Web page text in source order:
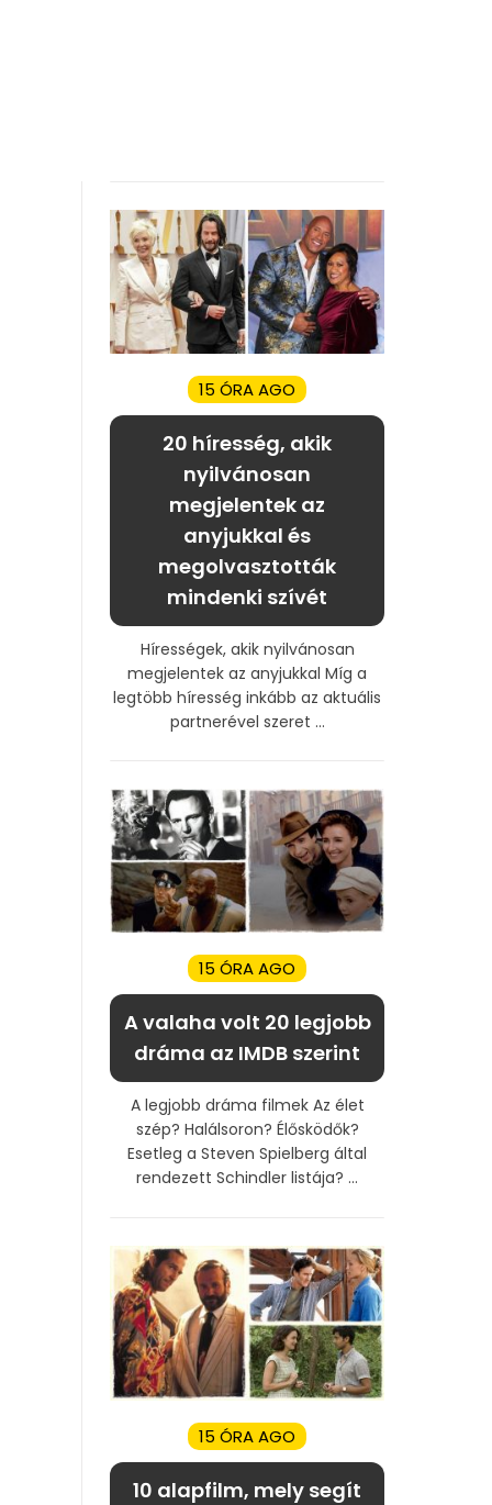
15 ÓRA AGO
20 híresség, akik
nyilvánosan
megjelentek az
anyjukkal és
megolvasztották
mindenki szívét
Hírességek, akik nyilvánosan
megjelentek az anyjukkal Míg a
legtöbb híresség inkább az aktuális
partnerével szeret ...
15 ÓRA AGO
A valaha volt 20 legjobb
dráma az IMDB szerint
A legjobb dráma filmek Az élet
szép? Halálsoron? Élősködők?
Esetleg a Steven Spielberg által
rendezett Schindler listája? ...
15 ÓRA AGO
10 alapfilm, mely segít